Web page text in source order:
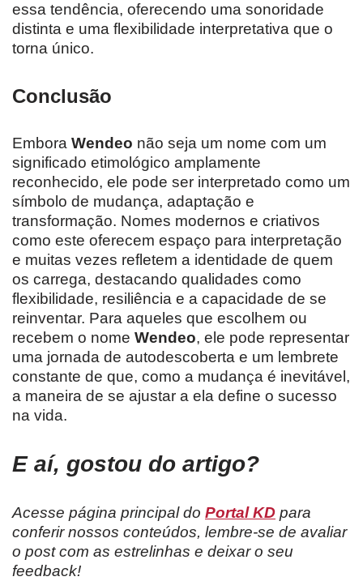
essa tendência, oferecendo uma sonoridade
distinta e uma flexibilidade interpretativa que o
torna único.
Conclusão
Embora Wendeo não seja um nome com um
significado etimológico amplamente
reconhecido, ele pode ser interpretado como um
símbolo de mudança, adaptação e
transformação. Nomes modernos e criativos
como este oferecem espaço para interpretação
e muitas vezes refletem a identidade de quem
os carrega, destacando qualidades como
flexibilidade, resiliência e a capacidade de se
reinventar. Para aqueles que escolhem ou
recebem o nome Wendeo, ele pode representar
uma jornada de autodescoberta e um lembrete
constante de que, como a mudança é inevitável,
a maneira de se ajustar a ela define o sucesso
na vida.
E aí, gostou do artigo?
Acesse página principal do Portal KD para
conferir nossos conteúdos, lembre-se de avaliar
o post com as estrelinhas e deixar o seu
feedback!